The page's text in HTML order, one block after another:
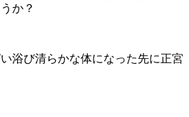
か？
浴び清らかな体になった先に正宮